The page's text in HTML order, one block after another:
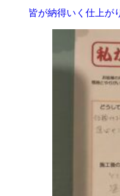
皆が納得いく仕上が